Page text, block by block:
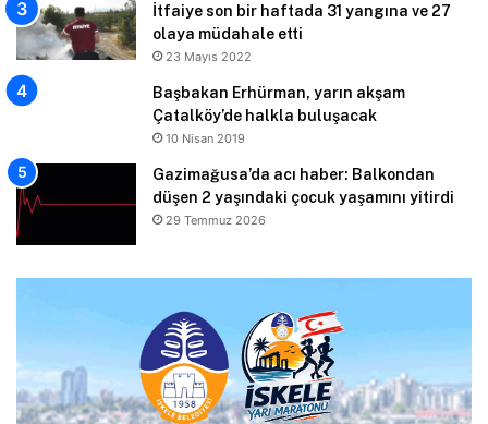
İtfaiye son bir haftada 31 yangına ve 27
olaya müdahale etti
23 Mayıs 2022
Başbakan Erhürman, yarın akşam
Çatalköy’de halkla buluşacak
10 Nisan 2019
Gazimağusa’da acı haber: Balkondan
düşen 2 yaşındaki çocuk yaşamını yitirdi
29 Temmuz 2026